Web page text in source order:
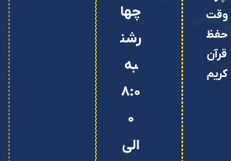
وقت
حفظ
قرآن
کریم
چها
رشن
به
8:0
0
الی